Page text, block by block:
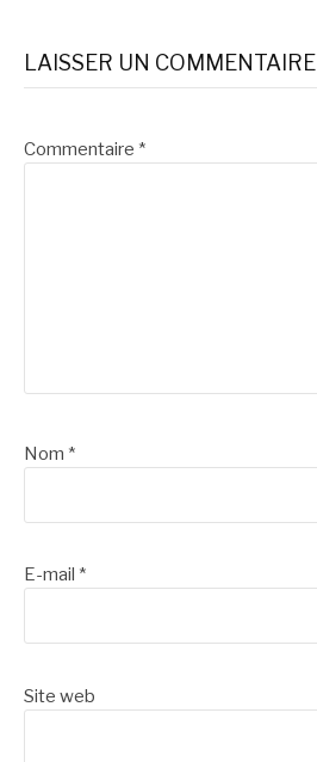
suite
LAISSER UN COMMENTAIRE
Commentaire *
Nom *
E-mail *
Site web